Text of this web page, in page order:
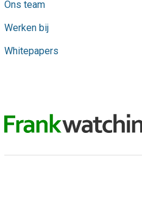
Ons team
Werken bij
Whitepapers